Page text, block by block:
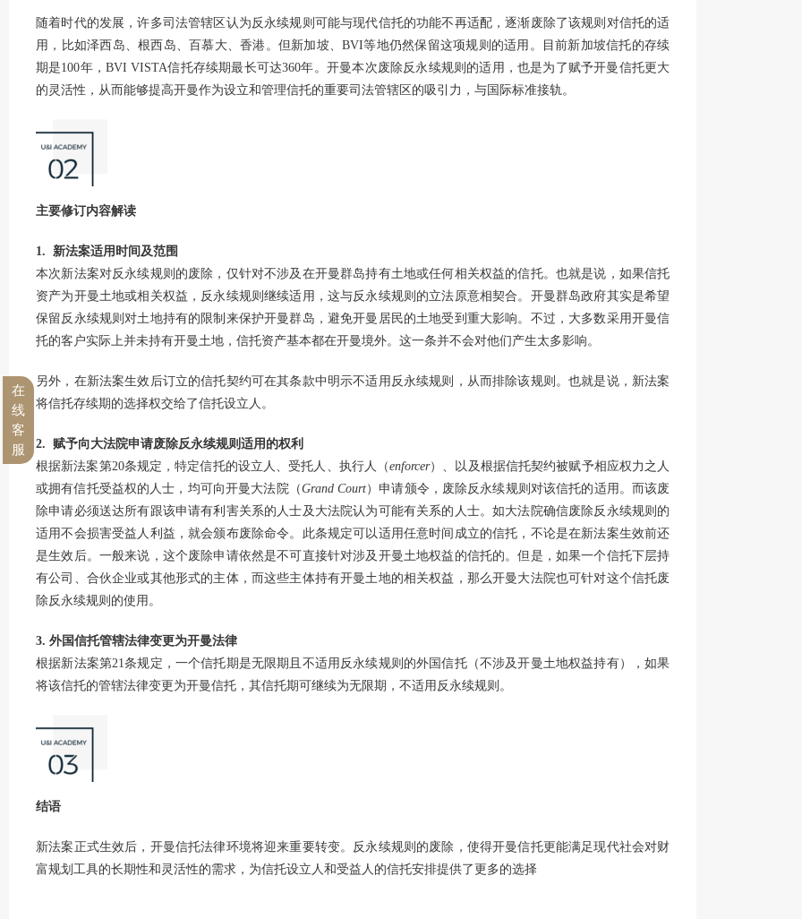
随着时代的发展，许多司法管辖区认为反永续规则可能与现代信托的功能不再适配，逐渐废除了该规则对信托的适
用，比如泽西岛、根西岛、百慕大、香港。但新加坡、BVI等地仍然保留这项规则的适用。目前新加坡信托的存续
期是100年，BVI VISTA信托存续期最长可达360年。开曼本次废除反永续规则的适用，也是为了赋予开曼信托更大
的灵活性，从而能够提高开曼作为设立和管理信托的重要司法管辖区的吸引力，与国际标准接轨。
主要修订内容解读
1. 新法案适用时间及范围
本次新法案对反永续规则的废除，仅针对不涉及在开曼群岛持有土地或任何相关权益的信托。也就是说，如果信托
资产为开曼土地或相关权益，反永续规则继续适用，这与反永续规则的立法原意相契合。开曼群岛政府其实是希望
保留反永续规则对土地持有的限制来保护开曼群岛，避免开曼居民的土地受到重大影响。不过，大多数采用开曼信
托的客户实际上并未持有开曼土地，信托资产基本都在开曼境外。这一条并不会对他们产生太多影响。
另外，在新法案生效后订立的信托契约可在其条款中明示不适用反永续规则，从而排除该规则。也就是说，新法案
将信托存续期的选择权交给了信托设立人。
2. 赋予向大法院申请废除反永续规则适用的权利
根据新法案第20条规定，特定信托的设立人、受托人、执行人（enforcer）、以及根据信托契约被赋予相应权力之人
或拥有信托受益权的人士，均可向开曼大法院（Grand Court）申请颁令，废除反永续规则对该信托的适用。而该废
除申请必须送达所有跟该申请有利害关系的人士及大法院认为可能有关系的人士。如大法院确信废除反永续规则的
适用不会损害受益人利益，就会颁布废除命令。此条规定可以适用任意时间成立的信托，不论是在新法案生效前还
是生效后。一般来说，这个废除申请依然是不可直接针对涉及开曼土地权益的信托的。但是，如果一个信托下层持
有公司、合伙企业或其他形式的主体，而这些主体持有开曼土地的相关权益，那么开曼大法院也可针对这个信托废
除反永续规则的使用。
3. 外国信托管辖法律变更为开曼法律
根据新法案第21条规定，一个信托期是无限期且不适用反永续规则的外国信托（不涉及开曼土地权益持有），如果
将该信托的管辖法律变更为开曼信托，其信托期可继续为无限期，不适用反永续规则。
结语
新法案正式生效后，开曼信托法律环境将迎来重要转变。反永续规则的废除，使得开曼信托更能满足现代社会对财
富规划工具的长期性和灵活性的需求，为信托设立人和受益人的信托安排提供了更多的选择
在
线
客
服